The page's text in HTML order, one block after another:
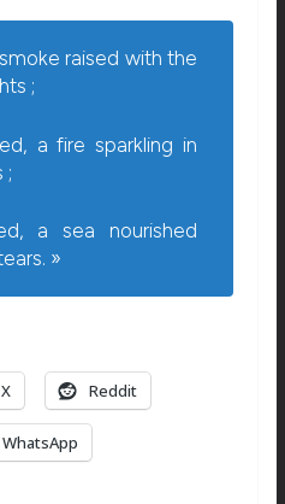
raised with the
;
a fire sparkling in
;
a sea nourished
»
X Reddit
WhatsApp